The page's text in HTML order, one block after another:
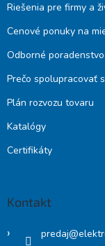
Riešenia pre firmy a
Cenové ponuky na
Odborné
Prečo spolupracovať
Plán rozvozu tovaru
Katalógy
Certifikáty
Kontakt
predaj@